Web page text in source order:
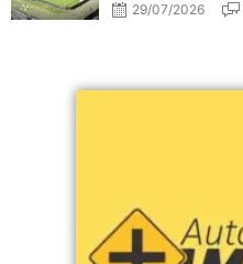
29/07/2026